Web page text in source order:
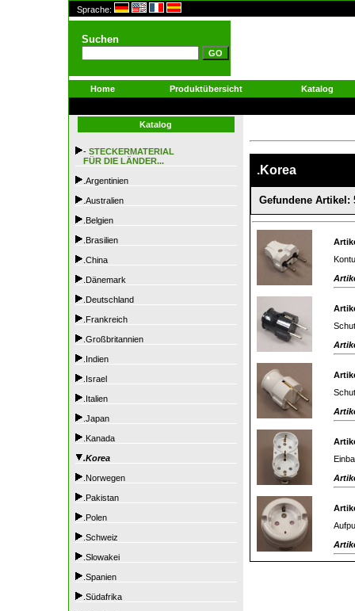
Sprache:
Suchen
Home Produktübersicht Katalog
Katalog
- STECKERMATERIAL
FÜR DIE LÄNDER...
.Argentinien
.Australien
.Belgien
.Brasilien
.China
.Dänemark
.Deutschland
.Frankreich
.Großbritannien
.Indien
.Israel
.Italien
.Japan
.Kanada
.Korea
.Norwegen
.Pakistan
.Polen
.Schweiz
.Slowakei
.Spanien
.Südafrika
.Korea
Gefundene Artikel: